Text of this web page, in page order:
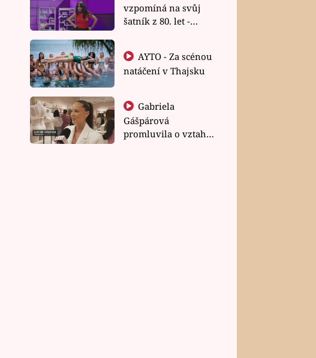
vzpomíná na svůj
šatník z 80. let -
natáčení v Thajsku
Gabriela
Gášpárová
promluvila o vztahu